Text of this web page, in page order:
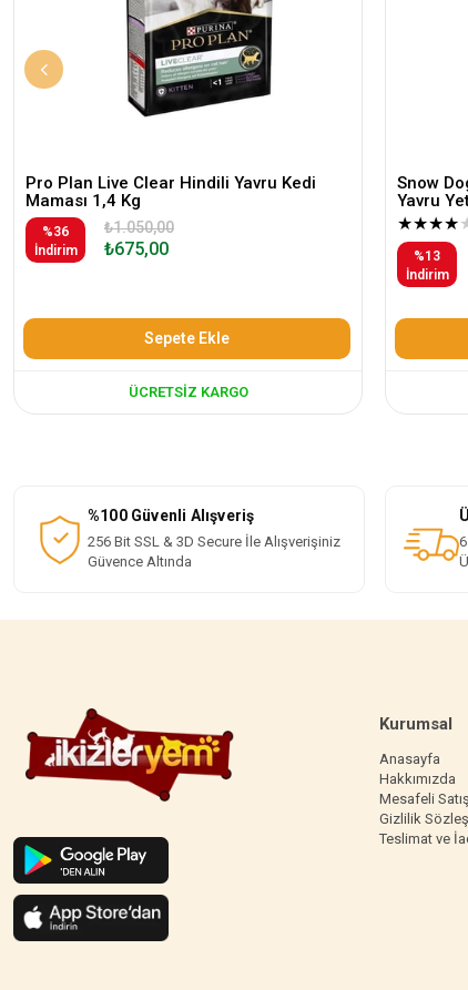
Pro Plan Live Clear Hindili Yavru Kedi
Maması 1,4 Kg
%36
İndirim
₺675,00
₺1.050,00
Sepete Ekle
ÜCRETSIZ KARGO
Snow
Yavru
★★★★
%13
İndirim
%100 Güvenli Alışveriş
256 Bit SSL & 3D Secure İle Alışverişiniz
Güvence Altında
Kurumsal
Anasayfa
Hakkımızda
Mesafeli
Gizlilik
Teslimat ve